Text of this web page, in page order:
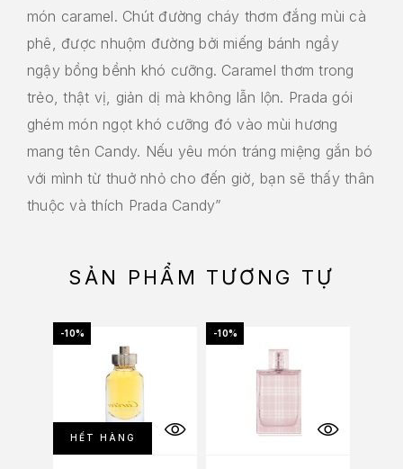
món caramel. Chút đường cháy thơm đắng mùi cà
phê, được nhuộm đường bởi miếng bánh ngầy
ngậy bồng bềnh khó cưỡng. Caramel thơm trong
trẻo, thật vị, giản dị mà không lẫn lộn. Prada gói
ghém món ngọt khó cưỡng đó vào mùi hương
mang tên Candy. Nếu yêu món tráng miệng gắn bó
với mình từ thuở nhỏ cho đến giờ, bạn sẽ thấy thân
thuộc và thích Prada Candy”
SẢN PHẨM TƯƠNG TỰ
-10%
HẾT HÀNG
-10%